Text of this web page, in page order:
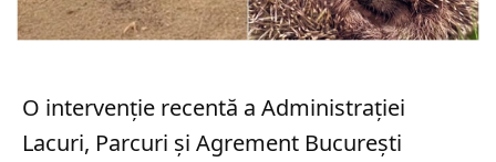
O intervenție recentă a Administrației
Lacuri, Parcuri și Agrement București